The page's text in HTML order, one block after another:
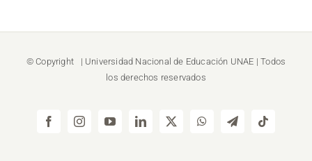
© Copyright | Universidad Nacional de Educación UNAE | Todos
los derechos reservados
FacebookInstagramYouTubeLinkedIn
X WhatsAppTelegramTiktok